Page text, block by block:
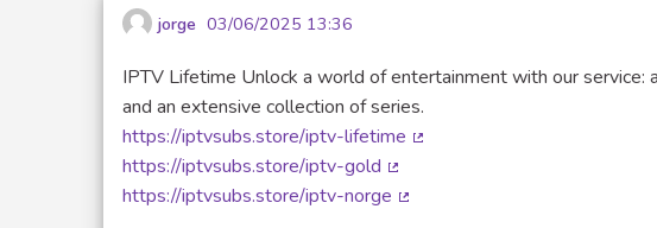
jorge 03/06/2025 13:36
IPTV Lifetime Unlock a world of entertainment with our service:
and an extensive collection of series.
https://iptvsubs.store/iptv-lifetime
https://iptvsubs.store/iptv-gold
(Lien externe)
https://iptvsubs.store/iptv-norge